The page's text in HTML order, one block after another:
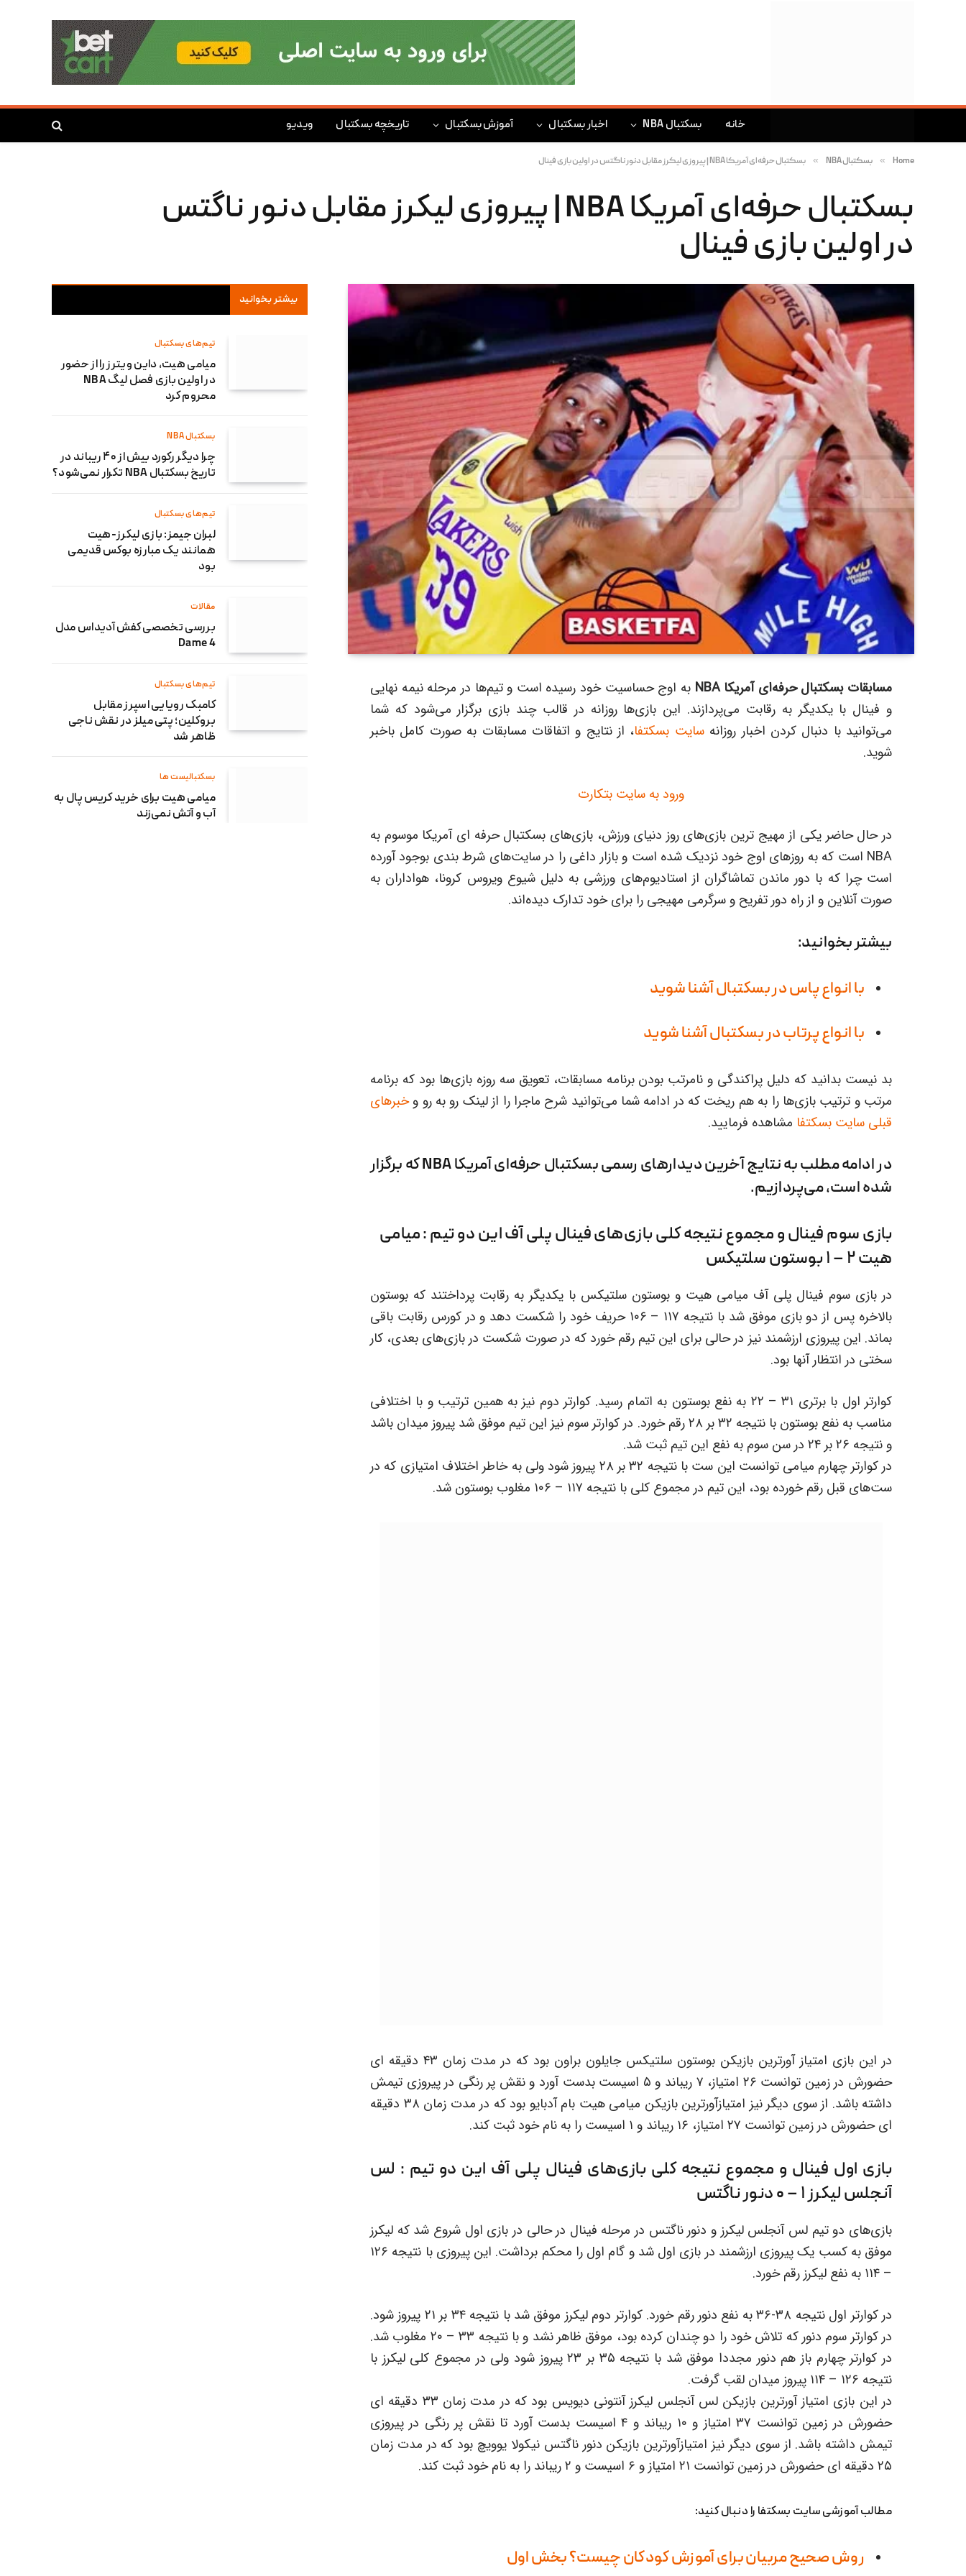
خانه بسکتبال NBA اخبار بسکتبال آموزش بسکتبال تاریخچه بسکتبال ویدیو
Home
» بسکتبال NBA » بسکتبال حرفه‌ای آمریکا NBA | پیروزی لیکرز مقابل دنور ناگتس در اولین بازی فینال
بسکتبال حرفه‌ای آمریکا NBA | پیروزی لیکرز مقابل دنور ناگتس
در اولین بازی فینال
مسابقات بسکتبال حرفه‌ای آمریکا NBA
به اوج حساسیت خود رسیده است و تیم‌ها در مرحله نیمه نهایی
و فینال با یکدیگر به رقابت می‌پردازند. این بازی‌ها روزانه در قالب چند بازی برگزار می‌شود که شما
می‌توانید با دنبال کردن اخبار روزانهسایت بسکتفا، از نتایج و اتفاقات مسابقات به صورت کامل باخبر
شوید.
ورود به سایت بتکارت
در حال حاضر یکی از مهیج ترین بازی‌های روز دنیای ورزش، بازی‌های بسکتبال حرفه ای آمریکا موسوم به
NBA است که به روزهای اوج خود نزدیک شده است و بازار داغی را در سایت‌های شرط بندی بوجود آورده
است چرا که با دور ماندن تماشاگران از استادیوم‌های ورزشی به دلیل شیوع ویروس کرونا، هواداران به
صورت آنلاین و از راه دور تفریح و سرگرمی مهیجی را برای خود تدارک دیده‌اند.
بیشتر بخوانید:
با انواع پاس در بسکتبال آشنا شوید
با انواع پرتاب در بسکتبال آشنا شوید
بد نیست بدانید که دلیل پراکندگی و نامرتب بودن برنامه مسابقات، تعویق سه روزه‌ بازی‌ها بود که برنامه
مرتب و ترتیب بازی‌ها را به هم ریخت که در ادامه شما می‌توانید شرح ماجرا را از لینک رو به رو وخبرهای
قبلی سایت بسکتفا مشاهده فرمایید.
در ادامه مطلب به نتایج آخرین دیدارهای رسمی بسکتبال حرفه‌ای آمریکا NBA که برگزار
شده است، می‌پردازیم.
بازی سوم فینال و مجموع نتیجه کلی بازی‌های فینال پلی آف این دو تیم : میامی
هیت ۲ – ۱ بوستون سلتیکس
در بازی سوم فینال پلی آف میامی هیت و بوستون سلتیکس با یکدیگر به رقابت پرداختند که بوستون
بالاخره پس از دو بازی موفق شد با نتیجه ۱۱۷ – ۱۰۶ حریف خود را شکست دهد و در کورس رقابت باقی
بماند. این پیروزی ارزشمند نیز در حالی برای این تیم رقم خورد که در صورت شکست در بازی‌های بعدی، کار
سختی در انتظار آنها بود.
کوارتر اول با برتری ۳۱ – ۲۲ به نفع بوستون به اتمام رسید. کوارتر دوم نیز به همین ترتیب و با اختلافی
مناسب به نفع بوستون با نتیجه ۳۲ بر ۲۸ رقم خورد. در کوارتر سوم نیز این تیم موفق شد پیروز میدان باشد
و نتیجه ۲۶ بر ۲۴ در سن سوم به نفع این تیم ثبت شد.
در کوارتر چهارم میامی توانست این ست با نتیجه ۳۲ بر ۲۸ پیروز شود ولی به خاطر اختلاف امتیازی که در
ست‌های قبل رقم خورده بود، این تیم در مجموع کلی با نتیجه ۱۱۷ – ۱۰۶ مغلوب بوستون شد.
در این بازی امتیاز آورترین بازیکن بوستون سلتیکس جایلون براون بود که در مدت زمان ۴۳ دقیقه ای
حضورش در زمین توانست ۲۶ امتیاز، ۷ ریباند و ۵ اسیست بدست آورد و نقش پر رنگی در پیروزی تیمش
داشته باشد. از سوی دیگر نیز امتیازآورترین بازیکن میامی هیت بام آدبایو بود که در مدت زمان ۳۸ دقیقه
ای حضورش در زمین توانست ۲۷ امتیاز، ۱۶ ریباند و ۱ اسیست را به نام خود ثبت کند.
بازی اول فینال و مجموع نتیجه کلی بازی‌های فینال پلی آف این دو تیم : لس
آنجلس لیکرز ۱ – ۰ دنور ناگتس
بازی‌های دو تیم لس آنجلس لیکرز و دنور ناگتس در مرحله فینال در حالی در بازی اول شروع شد که لیکرز
موفق به کسب یک پیروزی ارزشمند در بازی اول شد و گام اول را محکم برداشت. این پیروزی با نتیجه ۱۲۶
– ۱۱۴ به نفع لیکرز رقم خورد.
در کوارتر اول نتیجه ۳۸-۳۶ به نفع دنور رقم خورد. کوارتر دوم لیکرز موفق شد با نتیجه ۳۴ بر ۲۱ پیروز شود.
در کوارتر سوم دنور که تلاش خود را دو چندان کرده بود، موفق ظاهر نشد و با نتیجه ۳۳ – ۲۰ مغلوب شد.
در کوارتر چهارم باز هم دنور مجددا موفق شد با نتیجه ۳۵ بر ۲۳ پیروز شود ولی در مجموع کلی لیکرز با
نتیجه ۱۲۶ – ۱۱۴ پیروز میدان لقب گرفت.
در این بازی امتیاز آورترین بازیکن لس آنجلس لیکرز آنتونی دیویس بود که در مدت زمان ۳۳ دقیقه ای
حضورش در زمین توانست ۳۷ امتیاز و ۱۰ ریباند و ۴ اسیست بدست آورد تا نقش پر رنگی در پیروزی
تیمش داشته باشد. از سوی دیگر نیز امتیازآورترین بازیکن دنور ناگتس نیکولا یوویچ بود که در مدت زمان
۲۵ دقیقه ای حضورش در زمین توانست ۲۱ امتیاز و ۶ اسیست و ۲ ریباند را به نام خود ثبت کند.
مطالب آموزشی سایت بسکتفا را دنبال کنید:
روش صحیح مربیان برای آموزش کودکان چیست؟ بخش اول
بیشتر بخوانید
تیم‌های بسکتبال
میامی هیت، داین ویترز را از حضور
در اولین بازی فصل لیگ NBA
محروم کرد
بسکتبال NBA
چرا دیگر رکورد بیش از ۴۰ ریباند در
تاریخ بسکتبال NBA تکرار نمی‌شود؟
تیم‌های بسکتبال
لبران جیمز: بازی لیکرز-هیت
همانند یک مبارزه بوکس قدیمی
بود
مقالات
بررسی تخصصی کفش آدیداس مدل
Dame 4
تیم‌های بسکتبال
کامبک رویایی اسپرز مقابل
بروکلین؛ پتی میلز در نقش ناجی
ظاهر شد
بسکتبالیست ها
میامی هیت برای خرید کریس پال به
آب و آتش نمی‌زند